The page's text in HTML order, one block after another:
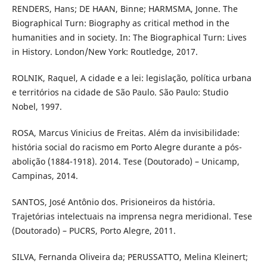
RENDERS, Hans; DE HAAN, Binne; HARMSMA, Jonne. The
Biographical Turn: Biography as critical method in the
humanities and in society. In: The Biographical Turn: Lives
in History. London/New York: Routledge, 2017.
ROLNIK, Raquel, A cidade e a lei: legislação, política urbana
e territórios na cidade de São Paulo. São Paulo: Studio
Nobel, 1997.
ROSA, Marcus Vinicius de Freitas. Além da invisibilidade:
história social do racismo em Porto Alegre durante a pós-
abolição (1884-1918). 2014. Tese (Doutorado) – Unicamp,
Campinas, 2014.
SANTOS, José Antônio dos. Prisioneiros da história.
Trajetórias intelectuais na imprensa negra meridional. Tese
(Doutorado) – PUCRS, Porto Alegre, 2011.
SILVA, Fernanda Oliveira da; PERUSSATTO, Melina Kleinert;